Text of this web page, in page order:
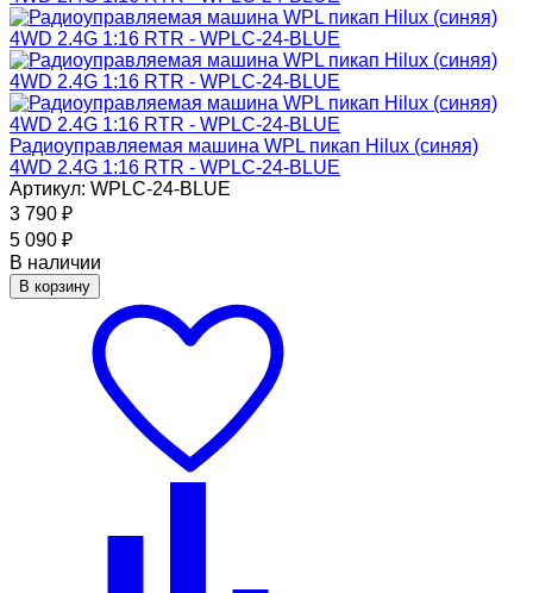
Радиоуправляемая машина WPL пикап Hilux (синяя)
4WD 2.4G 1:16 RTR - WPLC-24-BLUE
Артикул: WPLC-24-BLUE
3 790 ₽
5 090 ₽
В наличии
В корзину